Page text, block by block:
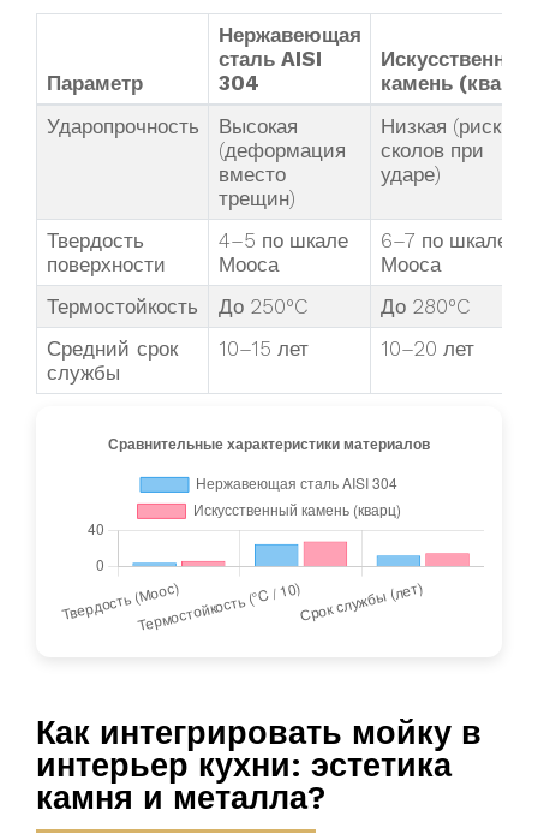
Параметр
Нержавеющая
сталь AISI
304
Искусственный
камень (кварц)
Ударопрочность
Высокая
(деформация
вместо
трещин)
Низкая (риск
сколов при
ударе)
Твердость
поверхности
4–5 по шкале
Мооса
6–7 по шкале
Мооса
Термостойкость
До 250°C
До 280°C
Средний срок
службы
10–15 лет 10–20 лет
Как интегрировать мойку в
интерьер кухни: эстетика
камня и металла?